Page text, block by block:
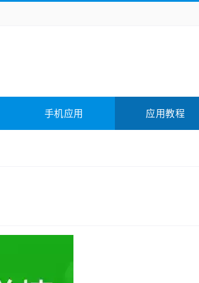
软件 影音软件 插件下载
手机应用 应用教程